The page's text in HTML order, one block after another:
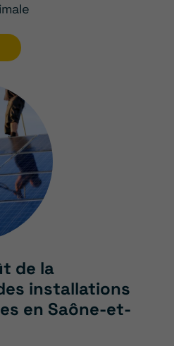
de la
installations
en Saône-et-